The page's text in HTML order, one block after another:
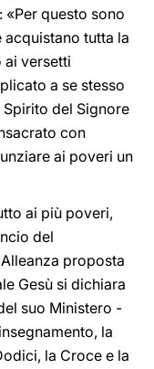
«Per questo sono
acquistano tutta la
ai versetti
a se stesso
del Signore
con
ai poveri un
ai più poveri,
del
proposta
Gesù si dichiara
suo Ministero -
la
la Croce e la